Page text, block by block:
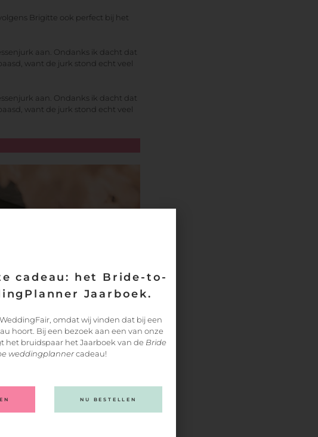
Brigitte ook perfect bij het
aan. Ondanks ik dacht dat
want de jurk stond echt veel
aan. Ondanks ik dacht dat
want de jurk stond echt veel
cadeau: het Bride-to-
Jaarboek.
omdat wij vinden dat bij een
hoort. Bij een bezoek aan een van onze
het bruidspaar het Jaarboek van de Bride
weddingplannercadeau!
NU BESTELLEN